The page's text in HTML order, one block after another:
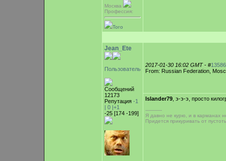
Москва
Профессия:
Того
Jean_Ete
Пользователь
Сообщений
12173
Репутация -1
| 0 |+1
-25 [174 -199]
2017-01-30 16:02 GMT- #
From: Russian Federation,
Islander79, э-э-э, просто
-----------
Я давно не курю, и в карманах
Придется прикуривать от